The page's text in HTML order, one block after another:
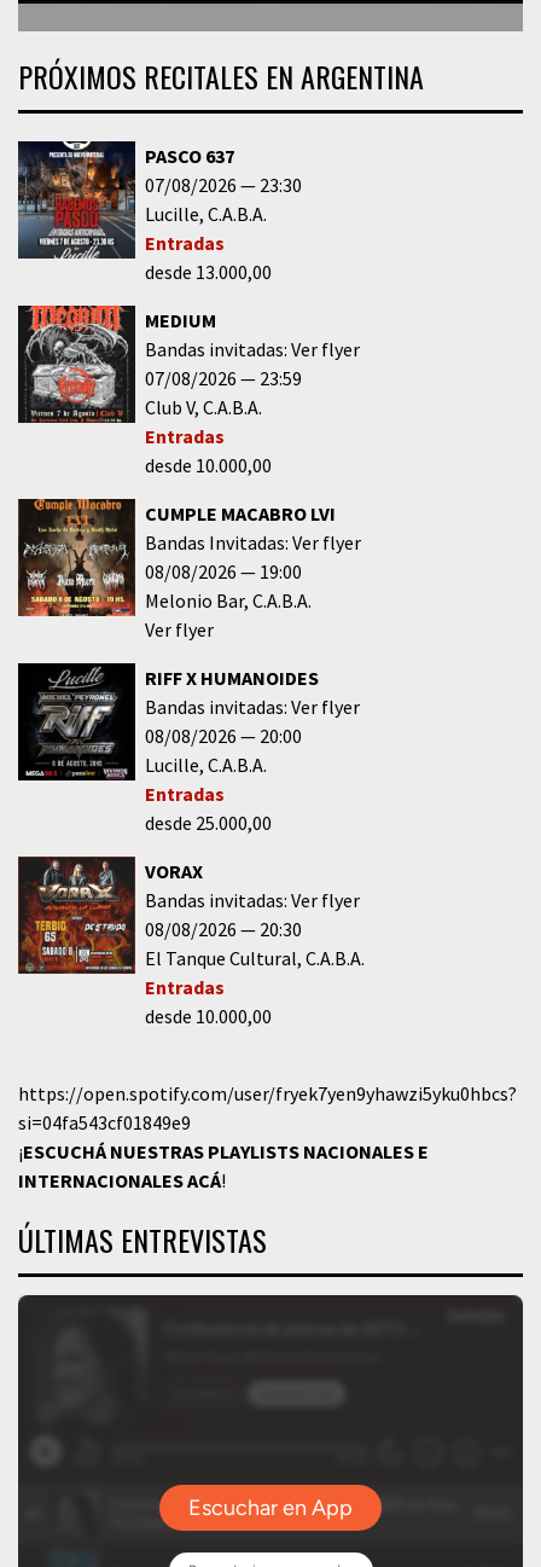
PRÓXIMOS RECITALES EN ARGENTINA
PASCO 637
07/08/2026
23:30
Lucille C.A.B.A.
Entradas
desde 13.000,00
MEDIUM
Bandas invitadas: Ver flyer
07/08/2026
23:59
Club V C.A.B.A.
Entradas
desde 10.000,00
CUMPLE MACABRO LVI
Bandas Invitadas: Ver flyer
08/08/2026
19:00
Melonio Bar C.A.B.A.
Ver flyer
RIFF X HUMANOIDES
Bandas invitadas: Ver flyer
08/08/2026
20:00
Lucille C.A.B.A.
Entradas
desde 25.000,00
VORAX
Bandas invitadas: Ver flyer
08/08/2026
20:30
El Tanque Cultural C.A.B.A.
Entradas
desde 10.000,00
https://open.spotify.com/user/fryek7yen9yhawzi5yku0hbcs?
si=04fa543cf01849e9
¡ESCUCHÁ NUESTRAS PLAYLISTS NACIONALES E
INTERNACIONALESACÁ!
ÚLTIMAS ENTREVISTAS